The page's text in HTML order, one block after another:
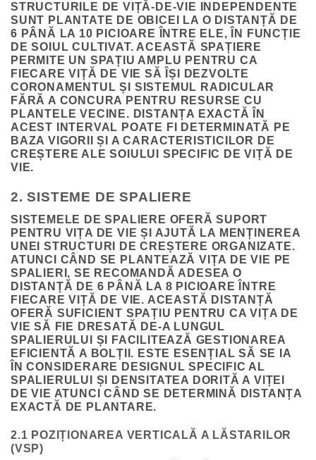
STRUCTURILE DE VIȚĂ-DE-VIE INDEPENDENTE
SUNT PLANTATE DE OBICEI LA O DISTANȚĂ DE
6 PÂNĂ LA 10 PICIOARE ÎNTRE ELE, ÎN FUNCȚIE
DE SOIUL CULTIVAT. ACEASTĂ SPAȚIERE
PERMITE UN SPAȚIU AMPLU PENTRU CA
FIECARE VIȚĂ DE VIE SĂ ÎȘI DEZVOLTE
CORONAMENTUL ȘI SISTEMUL RADICULAR
FĂRĂ A CONCURA PENTRU RESURSE CU
PLANTELE VECINE. DISTANȚA EXACTĂ ÎN
ACEST INTERVAL POATE FI DETERMINATĂ PE
BAZA VIGORII ȘI A CARACTERISTICILOR DE
CREȘTERE ALE SOIULUI SPECIFIC DE VIȚĂ DE
VIE.
2. SISTEME DE SPALIERE
SISTEMELE DE SPALIERE OFERĂ SUPORT
PENTRU VIȚA DE VIE ȘI AJUTĂ LA MENȚINEREA
UNEI STRUCTURI DE CREȘTERE ORGANIZATE.
ATUNCI CÂND SE PLANTEAZĂ VIȚA DE VIE PE
SPALIERI, SE RECOMANDĂ ADESEA O
DISTANȚĂ DE 6 PÂNĂ LA 8 PICIOARE ÎNTRE
FIECARE VIȚĂ DE VIE. ACEASTĂ DISTANȚĂ
OFERĂ SUFICIENT SPAȚIU PENTRU CA VIȚA DE
VIE SĂ FIE DRESATĂ DE-A LUNGUL
SPALIERULUI ȘI FACILITEAZĂ GESTIONAREA
EFICIENTĂ A BOLȚII. ESTE ESENȚIAL SĂ SE IA
ÎN CONSIDERARE DESIGNUL SPECIFIC AL
SPALIERULUI ȘI DENSITATEA DORITĂ A VIȚEI
DE VIE ATUNCI CÂND SE DETERMINĂ DISTANȚA
EXACTĂ DE PLANTARE.
2.1 POZIȚIONAREA VERTICALĂ A LĂSTARILOR
(VSP)